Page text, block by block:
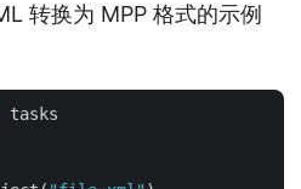
转换为 MPP 格式的示例
tasks